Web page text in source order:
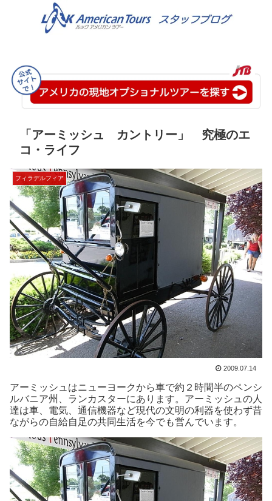
「アーミッシュ カントリー」 究極のエ
コ・ライフ
フィラデルフィア
2009.07.14
アーミッシュはニューヨークから車で約２時間半のペンシ
ルバニア州、ランカスターにあります。アーミッシュの人
達は車、電気、通信機器など現代の文明の利器を使わず昔
ながらの自給自足の共同生活を今でも営んでいます。